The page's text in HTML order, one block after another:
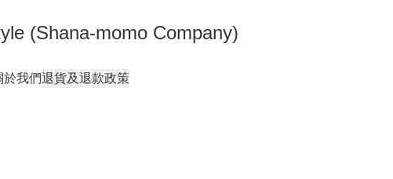
(Shana-momo Company)
於我們退貨及退款政策